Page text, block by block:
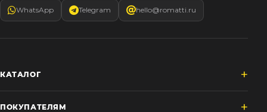
WhatsApp Telegram hello@romatti.ru
КАТАЛОГ
ПОКУПАТЕЛЯМ